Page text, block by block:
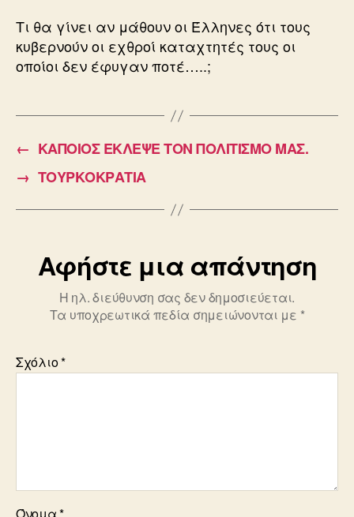
Τι θα γίνει αν μάθουν οι Έλληνες ότι τους
κυβερνούν οι εχθροί καταχτητές τους οι
οποίοι δεν έφυγαν ποτέ…..;
← ΚΑΠΟΙΟΣ ΕΚΛΕΨΕ ΤΟΝ ΠΟΛΙΤΙΣΜΟ ΜΑΣ.
→ ΤΟΥΡΚΟΚΡΑΤΙΑ
Αφήστε μια απάντηση
Η ηλ. διεύθυνση σας δεν δημοσιεύεται.
Τα υποχρεωτικά πεδία σημειώνονται με *
Σχόλιο*